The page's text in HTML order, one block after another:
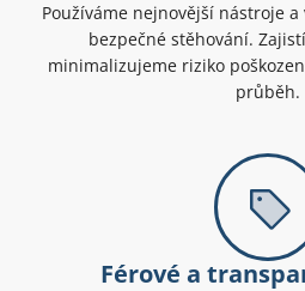
Používáme nejnovější nástroje
bezpečné stěhování.
minimalizujeme riziko
průběh.
Férové a